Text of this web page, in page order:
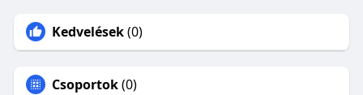
Kedvelések(0)
Csoportok(0)